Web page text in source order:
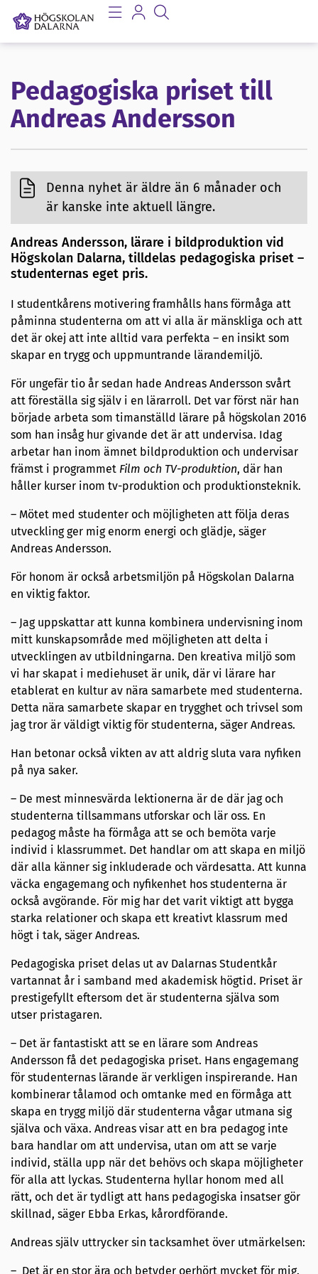
Pedagogiska priset till
Andreas Andersson
Denna nyhet är äldre än 6 månader och
är kanske inte aktuell längre.
Andreas Andersson, lärare i bildproduktion vid
Högskolan Dalarna, tilldelas pedagogiska priset –
studenternas eget pris.
I studentkårens motivering framhålls hans förmåga att
påminna studenterna om att vi alla är mänskliga och att
det är okej att inte alltid vara perfekta – en insikt som
skapar en trygg och uppmuntrande lärandemiljö.
För ungefär tio år sedan hade Andreas Andersson svårt
att föreställa sig själv i en lärarroll. Det var först när han
började arbeta som timanställd lärare på högskolan 2016
som han insåg hur givande det är att undervisa. Idag
arbetar han inom ämnet bildproduktion och undervisar
främst i programmet Film och TV-produktion, där han
håller kurser inom tv-produktion och produktionsteknik.
– Mötet med studenter och möjligheten att följa deras
utveckling ger mig enorm energi och glädje, säger
Andreas Andersson.
För honom är också arbetsmiljön på Högskolan Dalarna
en viktig faktor.
– Jag uppskattar att kunna kombinera undervisning inom
mitt kunskapsområde med möjligheten att delta i
utvecklingen av utbildningarna. Den kreativa miljö som
vi har skapat i mediehuset är unik, där vi lärare har
etablerat en kultur av nära samarbete med studenterna.
Detta nära samarbete skapar en trygghet och trivsel som
jag tror är väldigt viktig för studenterna, säger Andreas.
Han betonar också vikten av att aldrig sluta vara nyfiken
på nya saker.
– De mest minnesvärda lektionerna är de där jag och
studenterna tillsammans utforskar och lär oss. En
pedagog måste ha förmåga att se och bemöta varje
individ i klassrummet. Det handlar om att skapa en miljö
där alla känner sig inkluderade och värdesatta. Att kunna
väcka engagemang och nyfikenhet hos studenterna är
också avgörande. För mig har det varit viktigt att bygga
starka relationer och skapa ett kreativt klassrum med
högt i tak, säger Andreas.
Pedagogiska priset delas ut av Dalarnas Studentkår
vartannat år i samband med akademisk högtid. Priset är
prestigefyllt eftersom det är studenterna själva som
utser pristagaren.
– Det är fantastiskt att se en lärare som Andreas
Andersson få det pedagogiska priset. Hans engagemang
för studenternas lärande är verkligen inspirerande. Han
kombinerar tålamod och omtanke med en förmåga att
skapa en trygg miljö där studenterna vågar utmana sig
själva och växa. Andreas visar att en bra pedagog inte
bara handlar om att undervisa, utan om att se varje
individ, ställa upp när det behövs och skapa möjligheter
för alla att lyckas. Studenterna hyllar honom med all
rätt, och det är tydligt att hans pedagogiska insatser gör
skillnad, säger Ebba Erkas, kårordförande.
Andreas själv uttrycker sin tacksamhet över utmärkelsen:
– Det är en stor ära och betyder oerhört mycket för mig.